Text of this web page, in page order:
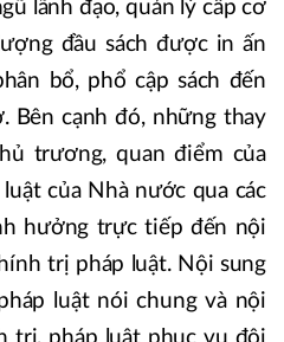
lãnh đạo, quản lý cấp cơ
đầu sách được in ấn
bổ, phổ cập sách đến
Bên cạnh đó, những thay
trương, quan điểm của
của Nhà nước qua các
hưởng trực tiếp đến nội
trị pháp luật. Nội sung
luật nói chung và nội
trị, pháp luật phục vụ đội